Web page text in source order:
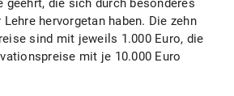
geehrt, die sich durch besonderes
hervorgetan haben. Die zehn
sind mit jeweils 1.000 Euro, die
mit je 10.000 Euro